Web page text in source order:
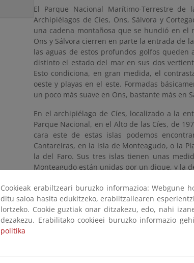
El Parque Nacional Marítimo-Terrestre
Archipiélagos de Cíes, Ons, Sálvora y
una cadena montañosa que se hundió en el
Ons y Sálvora cierren en parte la entrada de
las aguas de estos profundos golfos
distinto el estado del mar en sus dos
Esto condiciona, en gran medida, el
oeste y playas en el este. Formadas
un poco más suave en Ons, bastante más en
En el archipiélago de Cíes, localizado a la
Parque Nacional, en el Alto de las Cíes, de
cara este de estas islas podemos
Cantareiras, en la isla de Monteagudo, o la
la del Faro. Sus tres islas tienen unas
Monteagudo están unidas por un dique, y la
El archipiélago de Ons se sitúa a la entrada
nombre que el archipiélago, tiene 5,5 km.
menos acantilados que Cíes y está
sólo los 119 metros y en él se levanta
Cookieak erabiltzeari buruzko informazioa: Webgune
ditu saioa hasita edukitzeko, erabiltzailearen
lortzeko. Cookie guztiak onar ditzakezu, edo, nahi
dezakezu. Erabilitako cookieei buruzko informazio
politika